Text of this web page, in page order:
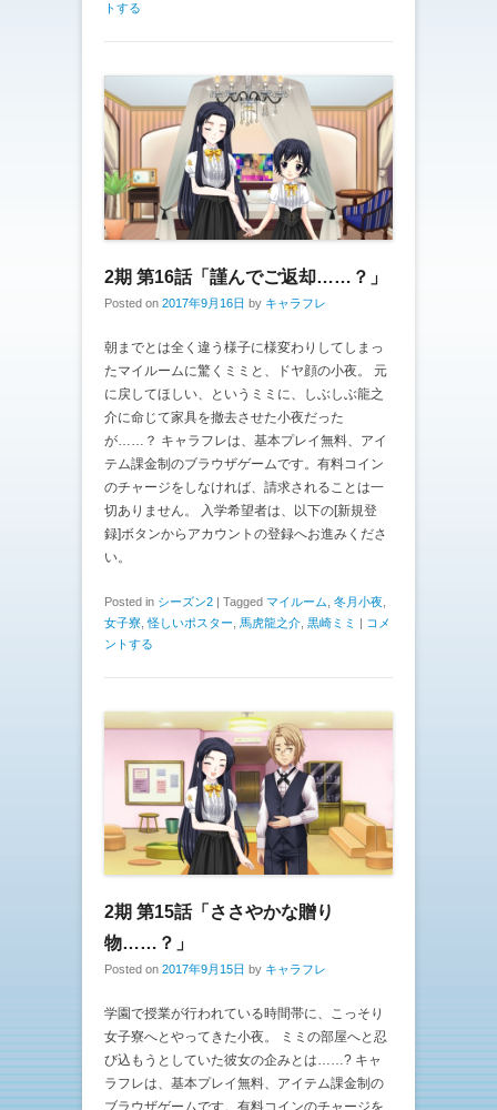
トする
2期 第16話「謹んでご返却……？」
Posted on 2017年9月16日 by キャラフレ
朝までとは全く違う様子に様変わりしてしまっ
たマイルームに驚くミミと、ドヤ顔の小夜。 元
に戻してほしい、というミミに、しぶしぶ龍之
介に命じて家具を撤去させた小夜だった
が……？ キャラフレは、基本プレイ無料、アイ
テム課金制のブラウザゲームです。有料コイン
のチャージをしなければ、請求されることは一
切ありません。 入学希望者は、以下の[新規登
録]ボタンからアカウントの登録へお進みくださ
い。
Posted in シーズン2 | Tagged マイルーム 冬月小夜
女子寮 ,怪しいポスター 馬虎龍之介 黒崎ミミ | コメ
ントする
2期 第15話「ささやかな贈り
物……？」
Posted on 2017年9月15日 by キャラフレ
学園で授業が行われている時間帯に、こっそり
女子寮へとやってきた小夜。 ミミの部屋へと忍
び込もうとしていた彼女の企みとは……? キャ
ラフレは、基本プレイ無料、アイテム課金制の
ブラウザゲームです。有料コインのチャージを